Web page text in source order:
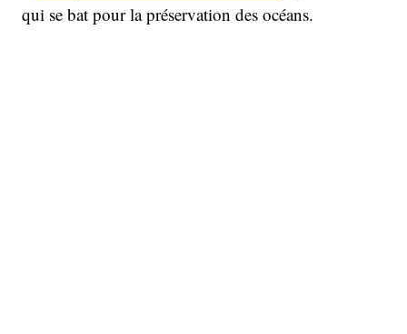
qui se bat pour la préservation des océans.